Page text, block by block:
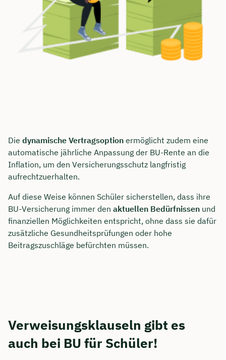
Die dynamische Vertragsoption ermöglicht zudem eine
automatische jährliche Anpassung der BU-Rente an die
Inflation, um den Versicherungsschutz langfristig
aufrechtzuerhalten.
Auf diese Weise können Schüler sicherstellen, dass ihre
BU-Versicherung immer den aktuellen Bedürfnissen und
finanziellen Möglichkeiten entspricht, ohne dass sie dafür
zusätzliche Gesundheitsprüfungen oder hohe
Beitragszuschläge befürchten müssen.
Verweisungsklauseln gibt es
auch bei BU für Schüler!